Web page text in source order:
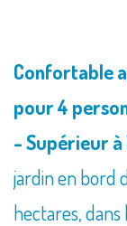
Confortable
pour 4
- Supérieur
jardin en bord
hectares,